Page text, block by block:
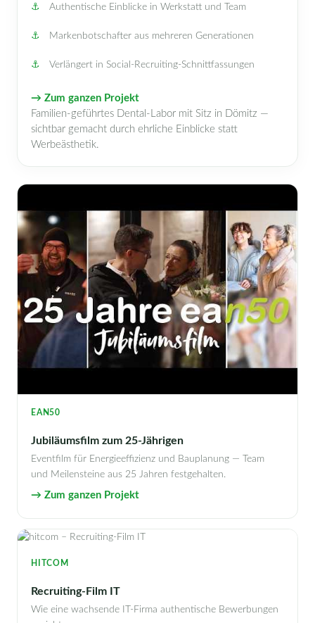
Authentische Einblicke in Werkstatt und Team
Markenbotschafter aus mehreren Generationen
Verlängert in Social-Recruiting-Schnittfassungen
→ Zum ganzen Projekt
Familien-geführtes Dental-Labor mit Sitz in Dömitz —
sichtbar gemacht durch ehrliche Einblicke statt
Werbeästhetik.
EAN50
Jubiläumsfilm zum 25-Jährigen
Eventfilm für Energieeffizienz und Bauplanung — Team
und Meilensteine aus 25 Jahren festgehalten.
→ Zum ganzen Projekt
HITCOM
Recruiting-Film IT
Wie eine wachsende IT-Firma authentische Bewerbungen